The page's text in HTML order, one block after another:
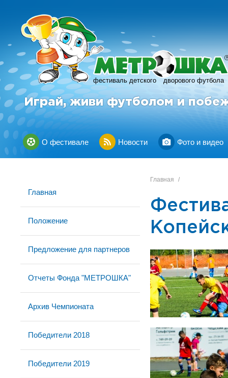
фестиваль детского дворового футбола
R
Играй, живи футболом и
О фестивале Новости Фото и видео
Главная
Положение
Предложение для партнеров
Отчеты Фонда "МЕТРОШКА"
Архив Чемпионата
Победители 2018
Победители 2019
Главная /